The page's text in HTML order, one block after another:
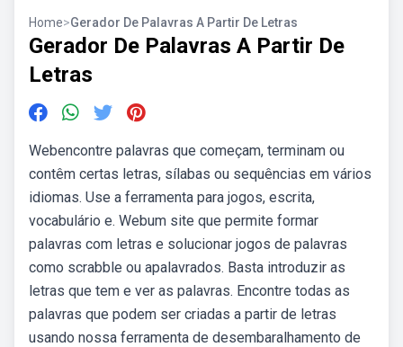
Home>Gerador De Palavras A Partir De Letras
Gerador De Palavras A Partir De
Letras
Webencontre palavras que começam, terminam ou
contêm certas letras, sílabas ou sequências em vários
idiomas. Use a ferramenta para jogos, escrita,
vocabulário e. Webum site que permite formar
palavras com letras e solucionar jogos de palavras
como scrabble ou apalavrados. Basta introduzir as
letras que tem e ver as palavras. Encontre todas as
palavras que podem ser criadas a partir de letras
usando nossa ferramenta de desembaralhamento de